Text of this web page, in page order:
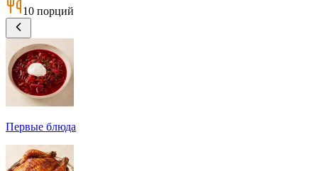
10 порций
Первые блюда